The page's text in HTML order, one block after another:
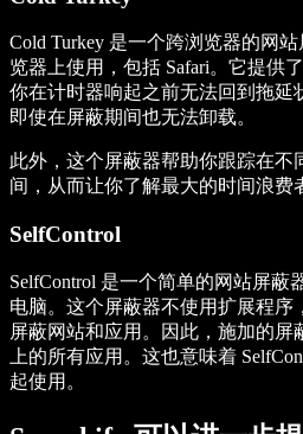
Cold Turkey 是一个跨浏览器的网
览器上使用，包括 Safari。它提供
你在计时器响起之前无法回到拖延
即使在屏蔽期间也无法卸载。
此外，这个屏蔽器帮助你跟踪在不
间，从而让你了解最大的时间浪费
SelfControl
SelfControl 是一个简单的网站屏蔽
电脑。这个屏蔽器不使用扩展程序
屏蔽网站和应用。因此，施加的屏
上的所有应用。这也意味着
起使用。